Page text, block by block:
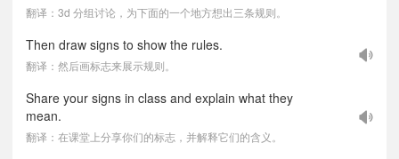
翻译：3d 分组讨论，为下面的一个地方想出三条规则。
Then draw signs to show the rules.
翻译：然后画标志来展示规则。
Share your signs in class and explain what they
mean.
翻译：在课堂上分享你们的标志，并解释它们的含义。